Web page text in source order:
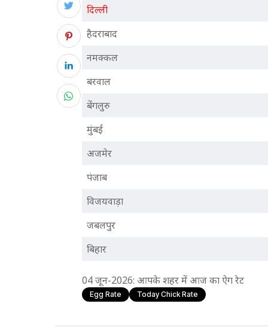
दिल्ली
हैदराबाद
नमक्कल
बरवाल
बेंगलुरु
मुंबई
अजमेर
पंजाब
विजयवाड़ा
जबलपुर
बिहार
04 जून-2026: आपके शहर में आज का ऐग रेट
Egg Rate Today Chick Rate